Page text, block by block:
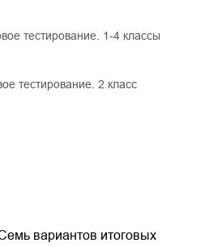
тестирование. 1-4 классы
тестирование. 2 класс
вариантов итоговых